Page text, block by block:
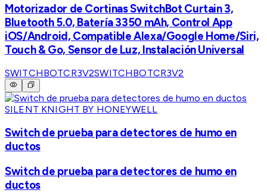
Motorizador de Cortinas SwitchBot Curtain 3,
Bluetooth 5.0, Batería 3350 mAh, Control App
iOS/Android, Compatible Alexa/Google Home/Siri,
Touch & Go, Sensor de Luz, Instalación Universal
SWITCHBOTCR3V2SWITCHBOTCR3V2
SILENT KNIGHT BY HONEYWELL
Switch de prueba para detectores de humo en
ductos
Switch de prueba para detectores de humo en
ductos